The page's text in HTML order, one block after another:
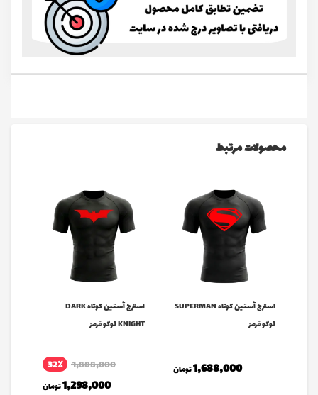
محصولات مرتبط
استرج آستین کوتاه SUPERMAN
لوگو قرمز
1,688,000تومان
استرج آستین کوتاه DARK
KNIGHT لوگو قرمز
1,888,000 32٪
1,298,000تومان